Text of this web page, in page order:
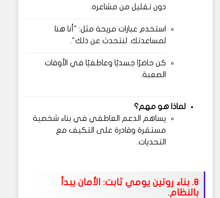
دون تقليل من مشاعره.
استخدم عبارات مريحة مثل: "أنا هنا
لمساعدتك. لنتحدث عن ذلك".
كن حاضرًا جسديًا وعاطفيًا في الأوقات
الصعبة.
لماذا هو مهم؟
يساهم الدعم العاطفي في بناء شخصية
مستقرة وقادرة على التكيف مع
التحديات.
8. بناء روتين يومي ثابت: الأمان يبدأ
بالنظام.